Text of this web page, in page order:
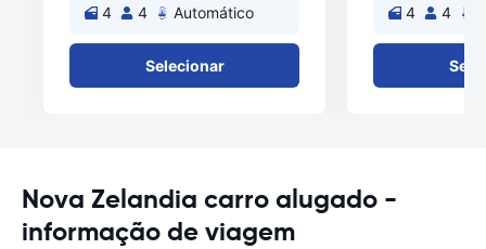
4 4 Automático
Selecionar
4 4
Nova Zelandia carro alugado -
informação de viagem